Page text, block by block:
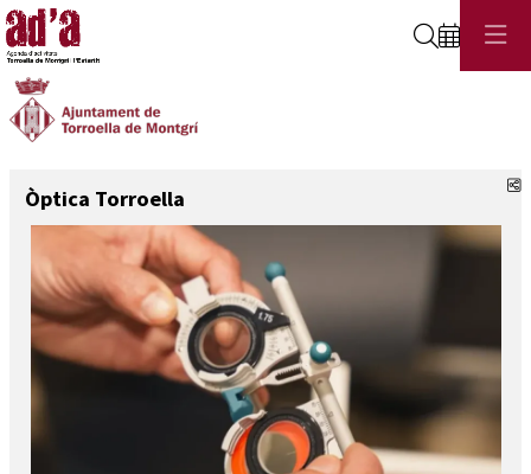
Cerca
Òptica Torroella